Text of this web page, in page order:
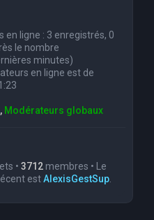
en ligne : 3 enregistrés, 0
le nombre
minutes)
en ligne est de
, Modérateurs globaux
• 3712 membres • Le
estAlexisGestSup.